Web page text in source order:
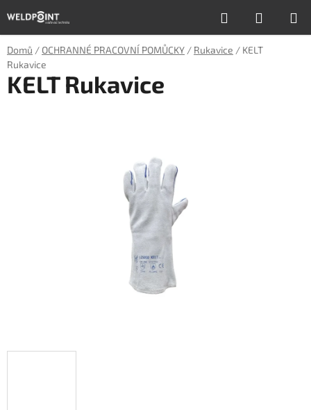
na
obsah
Hledat
KOŠÍK
Domů / OCHRANNÉ PRACOVNÍ POMŮCKY / Rukavice / KELT
Rukavice
KELT Rukavice